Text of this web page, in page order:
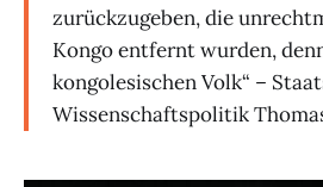
zurückzugeben, die
Kongo entfernt wurden,
kongolesischen Volk“ –
Wissenschaftspolitik